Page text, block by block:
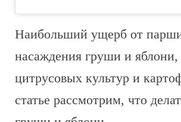
Наибольший ущерб от
насаждения груши и яблони,
цитрусовых культур и
статье рассмотрим, что